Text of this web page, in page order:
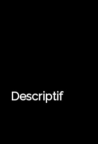
Descriptif